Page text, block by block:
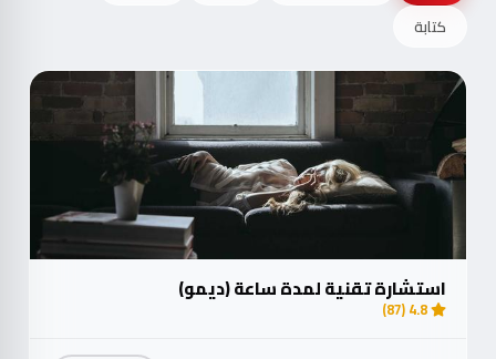
كتابة
استشارة تقنية لمدة ساعة (ديمو)
4.8 (87)